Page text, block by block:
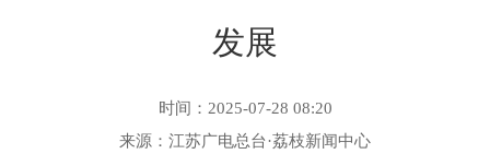
发展
时间：2025-07-28 08:20
来源：江苏广电总台·荔枝新闻中心